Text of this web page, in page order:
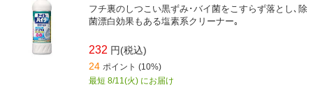
フチ裏のしつこい黒ずみ･バイ菌をこすらず落とし､除
菌漂白効果もある塩素系クリーナー｡
232 円(税込)
24 ポイント (10%)
最短 8/11(火) にお届け